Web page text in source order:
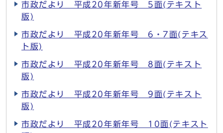
市政だより 平成20年新年号 5面(テキスト
版)
市政だより 平成20年新年号 6・7面(テキス
ト版)
市政だより 平成20年新年号 8面(テキスト
版)
市政だより 平成20年新年号 9面(テキスト
版)
市政だより 平成20年新年号 10面(テキスト